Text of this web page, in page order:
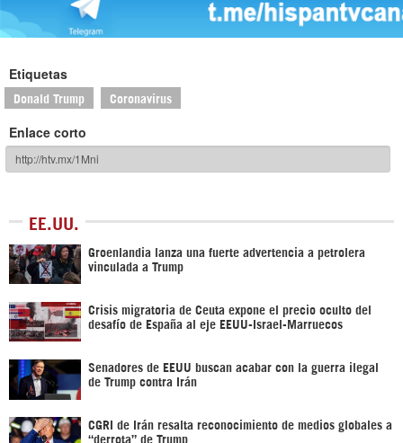
Etiquetas
Donald Trump Coronavirus
Enlace corto
EE.UU.
Groenlandia lanza una fuerte advertencia a petrolera
vinculada a Trump
Crisis migratoria de Ceuta expone el precio oculto del
desafío de España al eje EEUU-Israel-Marruecos
Senadores de EEUU buscan acabar con la guerra ilegal
de Trump contra Irán
CGRI de Irán resalta reconocimiento de medios globales a
“derrota” de Trump